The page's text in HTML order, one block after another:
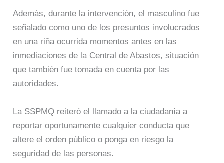
Además, durante la intervención, el masculino fue
señalado como uno de los presuntos involucrados
en una riña ocurrida momentos antes en las
inmediaciones de la Central de Abastos, situación
que también fue tomada en cuenta por las
autoridades.
La SSPMQ reiteró el llamado a la ciudadanía a
reportar oportunamente cualquier conducta que
altere el orden público o ponga en riesgo la
seguridad de las personas.